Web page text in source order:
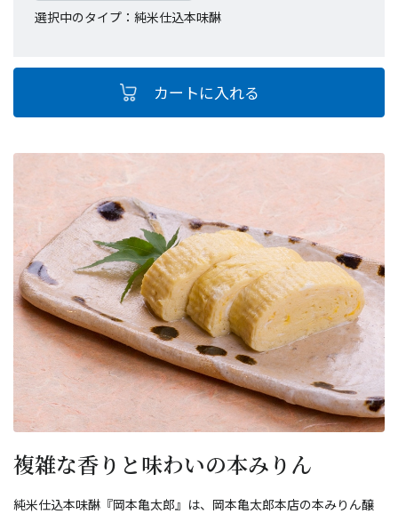
選択中のタイプ：純米仕込本味醂
複雑な香りと味わいの本みりん
純米仕込本味醂『岡本亀太郎』は、岡本亀太郎本店の本みりん醸